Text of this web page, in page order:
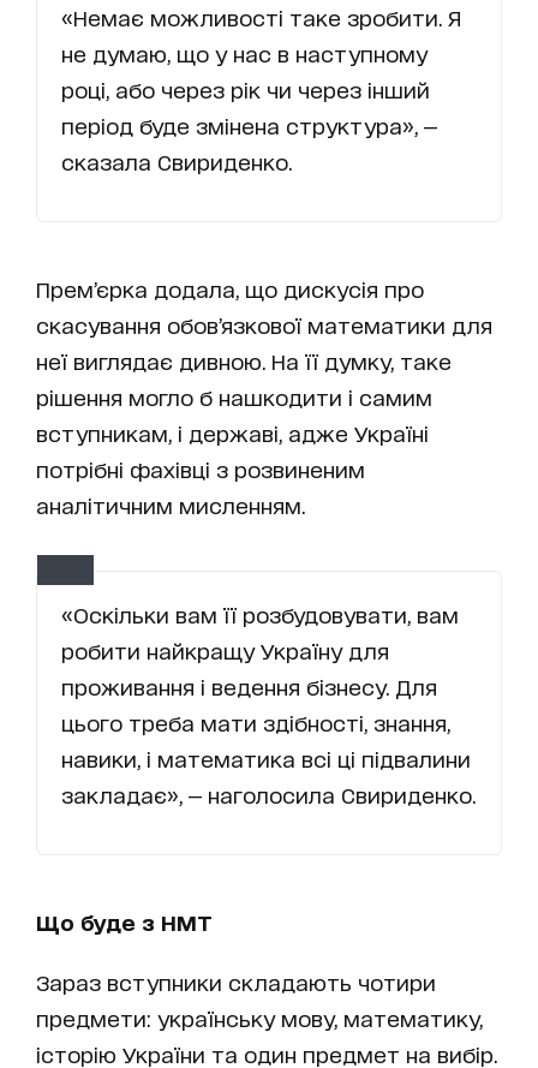
«Немає можливості таке зробити. Я
не думаю, що у нас в наступному
році, або через рік чи через інший
період буде змінена структура», —
сказала Свириденко.
Прем’єрка додала, що дискусія про
скасування обов’язкової математики для
неї виглядає дивною. На її думку, таке
рішення могло б нашкодити і самим
вступникам, і державі, адже Україні
потрібні фахівці з розвиненим
аналітичним мисленням.
«Оскільки вам її розбудовувати, вам
робити найкращу Україну для
проживання і ведення бізнесу. Для
цього треба мати здібності, знання,
навики, і математика всі ці підвалини
закладає», — наголосила Свириденко.
Що буде з НМТ
Зараз вступники складають чотири
предмети: українську мову, математику,
історію України та один предмет на вибір.